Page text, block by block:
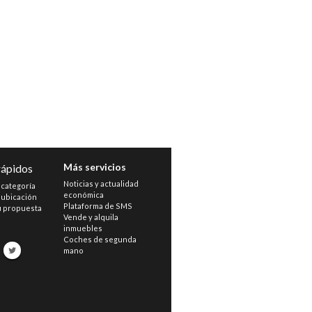
propuesta
Más servicios
Noticias y actualidad
económica
Plataforma de SMS
Vende y alquila
inmuebles
Coches de segunda
mano